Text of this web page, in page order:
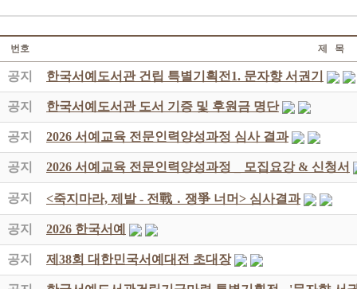
번호 제 목
공지 한국서예도서관 건립 특별기획전1. 문자향 서권기
공지 한국서예도서관 도서 기증 및 후원금 명단
공지 2026 서예교육 전문인력양성과정 심사 결과
공지 2026 서예교육 전문인력양성과정 _ 모집요강 & 신청서
공지 <죽지마라, 제발 - 전戰 ․ 쟁爭 너머> 심사결과
공지 2026 한국서예
공지 제38회 대한민국서예대전 초대장